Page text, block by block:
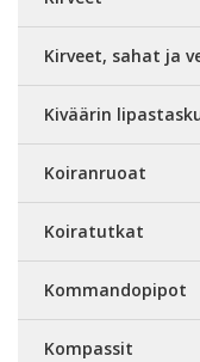
Kirveet, sahat ja
Kiväärin
Koiranruoat
Koiratutkat
Kommandopipot
Kompassit